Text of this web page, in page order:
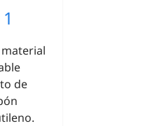
material
de